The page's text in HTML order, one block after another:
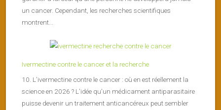
un cancer. Cependant, les recherches scientifiques
montrent...
Ivermectine contre le cancer et la recherche
10. L’ivermectine contre le cancer : où en est réellement la
science en 2026 ? L’idée qu’un médicament antiparasitaire
puisse devenir un traitement anticancéreux peut sembler